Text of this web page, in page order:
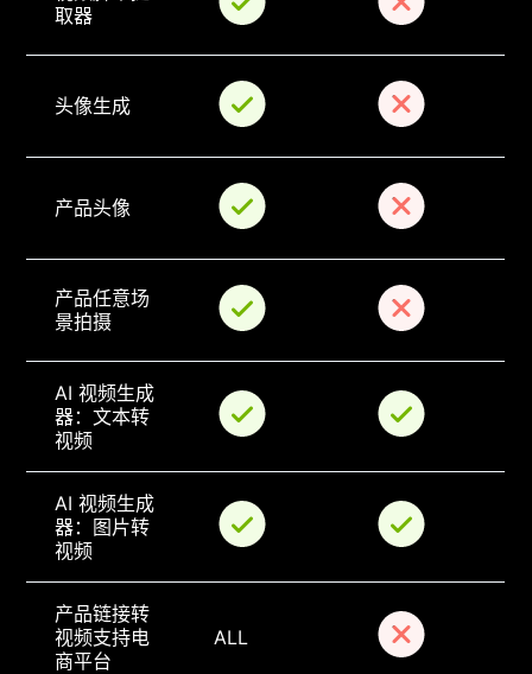
取器
头像生成
产品头像
产品任意场
景拍摄
AI 视频生成
器：文本转
视频
AI 视频生成
器：图片转
视频
产品链接转
视频支持电
商平台
ALL